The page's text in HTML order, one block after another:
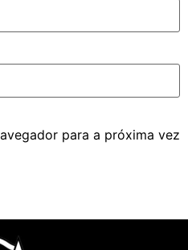
para a próxima vez